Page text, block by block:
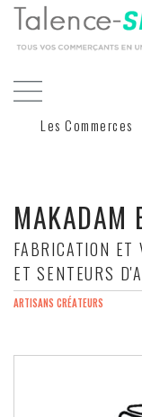
Les Commerces
MAKADAM
FABRICATION ET
ET SENTEURS
ARTISANS CRÉATEURS